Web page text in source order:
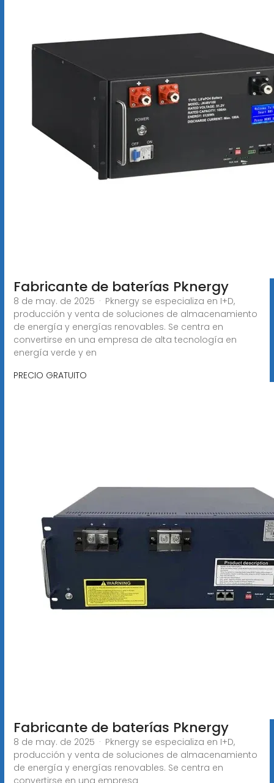
Fabricante de baterías Pknergy
8 de may. de 2025 · Pknergy se especializa en I+D,
producción y venta de soluciones de almacenamiento
de energía y energías renovables. Se centra en
convertirse en una empresa de alta tecnología en
energía verde y en
PRECIO GRATUITO
Fabricante de baterías Pknergy
8 de may. de 2025 · Pknergy se especializa en I+D,
producción y venta de soluciones de almacenamiento
de energía y energías renovables. Se centra en
convertirse en una empresa